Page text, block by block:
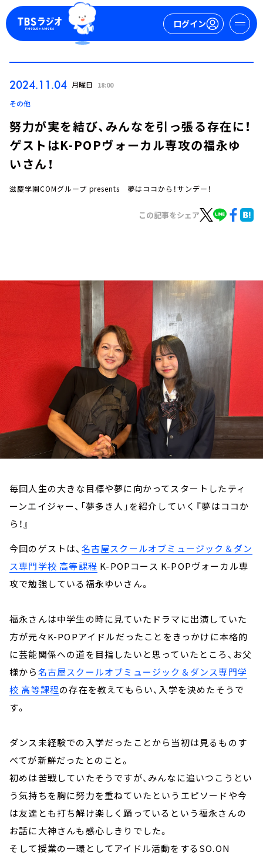
ログイン
イベント・グッズ
YouTube
2024.11.04 月曜日 18:00
その他
努力が実を結び、みんなを引っ張る存在に！
ゲストはK-POPヴォーカル専攻の福永ゆ
いさん！
滋慶学園COMグループ presents 夢はココから！サンデー！
この記事をシェア
毎回人生の大きな目標や夢に向かってスタートしたティ
ーンエイジャー、「夢多き人」を紹介していく『夢はココか
ら！』
今回のゲストは、 名古屋スクールオブミュージック＆ダン
ス専門学校 高等課程 K-POPコース K-POPヴォーカル専
攻で勉強している福永ゆいさん。
福永さんは中学生の時に見ていたドラマに出演していた
方が元々K-POPアイドルだったことをきっかけに本格的
に芸能関係への道を目指したいと思っていたところ、お父
様から名古屋スクールオブミュージック＆ダンス専門学
校 高等課程の存在を教えてもらい、入学を決めたそうで
す。
ダンス未経験での入学だったことから当初は見るものす
べてが新鮮だったとのこと。
初めは苦戦していたそうですが、みんなに追いつこうとい
う気持ちを胸に努力を重ねていたというエピソードや今
は友達とも打ち解け楽しく踊っているという福永さんの
お話に大神さんも感心しきりでした。
そして授業の一環としてアイドル活動をするSO.ON